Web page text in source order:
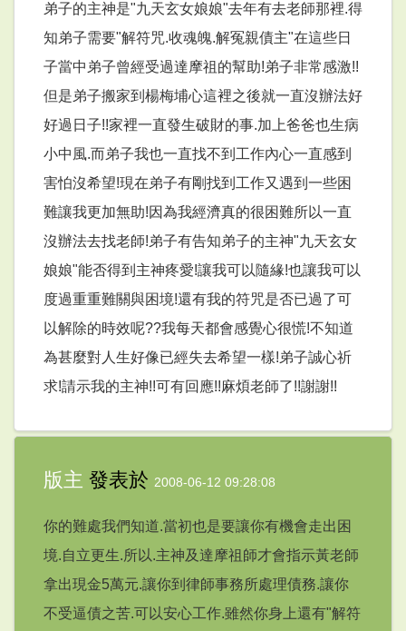
弟子的主神是"九天玄女娘娘"去年有去老師那裡.得
知弟子需要"解符咒.收魂魄.解冤親債主"在這些日
子當中弟子曾經受過達摩祖的幫助!弟子非常感激!!
但是弟子搬家到楊梅埔心這裡之後就一直沒辦法好
好過日子!!家裡一直發生破財的事.加上爸爸也生病
小中風.而弟子我也一直找不到工作內心一直感到
害怕沒希望!現在弟子有剛找到工作又遇到一些困
難讓我更加無助!因為我經濟真的很困難所以一直
沒辦法去找老師!弟子有告知弟子的主神"九天玄女
娘娘"能否得到主神疼愛!讓我可以隨緣!也讓我可以
度過重重難關與困境!還有我的符咒是否已過了可
以解除的時效呢??我每天都會感覺心很慌!不知道
為甚麼對人生好像已經失去希望一樣!弟子誠心祈
求!請示我的主神!!可有回應!!麻煩老師了!!謝謝!!
版主 發表於 2008-06-12 09:28:08
你的難處我們知道.當初也是要讓你有機會走出困
境.自立更生.所以.主神及達摩祖師才會指示黃老師
拿出現金5萬元.讓你到律師事務所處理債務.讓你
不受逼債之苦.可以安心工作.雖然你身上還有"解符